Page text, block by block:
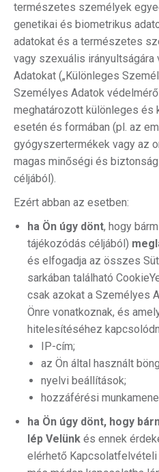
természetes személyek
genetikai és biometrikus
adatokat és a természetes
vagy szexuális
Adatokat („Különleges
Személyes Adatok
meghatározott különleges és
esetén és formában (pl. az
gyógyszertermékek vagy az
magas minőségi és
céljából).
Ezért abban az esetben:
ha Ön úgy dönt, hogy
tájékozódás céljából)
és elfogadja az összes
sarkában található
csak azokat a Személyes
Önre vonatkoznak, és
hitelesítéséhez
IP-cím;
az Ön által használt
nyelvi beállítások;
hozzáférési
ha Ön úgy dönt, hogy
lép Velünk és ennek
elérhető Kapcsolatfelvételi